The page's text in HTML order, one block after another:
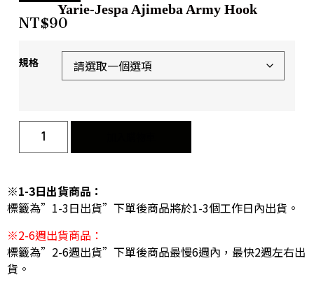
Yarie-Jespa Ajimeba Army Hook
NT$90
規格
※1-3日出貨商品：
標籤為”1-3日出貨”下單後商品將於1-3個工作日內出貨。
※2-6週出貨商品：
標籤為”2-6週出貨”下單後商品最慢6週內，最快2週左右出
貨。